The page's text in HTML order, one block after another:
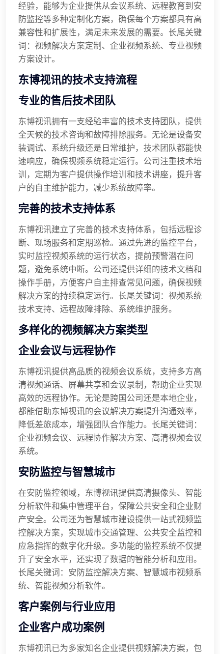
经验，能够为企业提供从会议系统、远程教育到安
防监控等多种定制化方案，确保每个方案都具有高
兼容性和扩展性，满足未来发展的需要。长尾关键
词：视频解决方案定制、企业视频系统、专业视频
方案设计。
东博视讯的技术支持流程
专业的售后技术团队
东博视讯拥有一支经验丰富的技术支持团队，提供
全天候的技术咨询和故障排除服务。无论是设备安
装调试、系统升级还是日常维护，技术团队都能快
速响应，确保视频系统稳定运行。公司注重技术培
训，定期为客户提供操作培训和技术讲座，提升客
户的自主维护能力，减少系统故障率。
完善的技术支持体系
东博视讯建立了完善的技术支持体系，包括远程诊
断、现场服务和定期巡检。通过先进的监控平台，
实时监控视频系统的运行状态，提前预警潜在问
题，避免系统中断。公司还提供详细的技术文档和
操作手册，方便客户自主排查常见问题，确保视频
解决方案的持续稳定运行。长尾关键词：视频系统
技术支持、远程故障排除、系统维护服务。
多样化的视频解决方案类型
企业会议与远程协作
东博视讯提供高品质的视频会议系统，支持多方高
清视频通话、屏幕共享和会议录制，帮助企业实现
高效的远程协作。无论是跨国公司还是本地企业，
都能借助东博视讯的会议解决方案提升沟通效率，
降低差旅成本，增强团队合作能力。长尾关键词：
企业视频会议、远程协作解决方案、高清视频会议
系统。
安防监控与智慧城市
在安防监控领域，东博视讯提供高清摄像头、智能
分析软件和集中管理平台，保障公共安全和企业财
产安全。公司还为智慧城市建设提供一站式视频监
控解决方案，实现城市交通管理、公共安全监控和
应急指挥的数字化升级。多功能的监控系统不仅提
升了安全水平，还实现了数据的智能分析和应用。
长尾关键词：安防监控解决方案、智慧城市视频系
统、智能视频分析软件。
客户案例与行业应用
企业客户成功案例
东博视讯已为多家知名企业提供视频解决方案，包